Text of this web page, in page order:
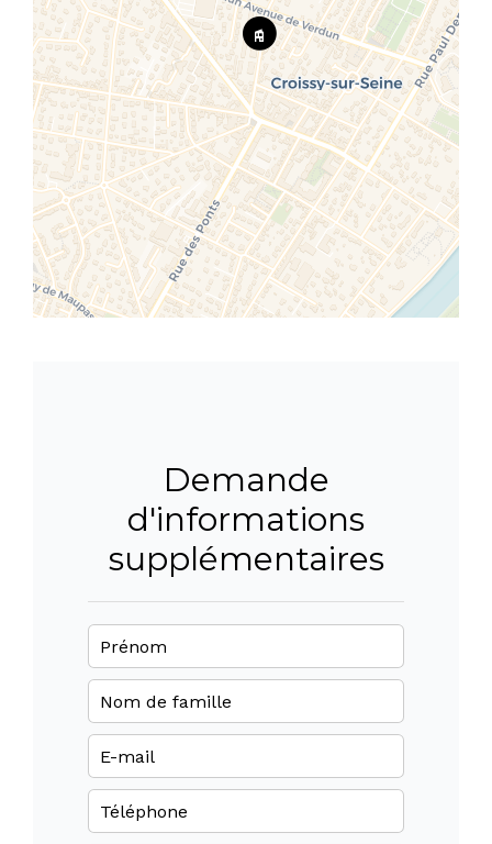
Demande
d'informations
supplémentaires